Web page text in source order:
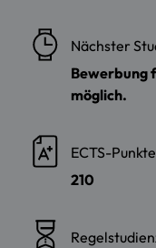
Nächster
Bewerbung
möglich.
ECTS-Punkte
210